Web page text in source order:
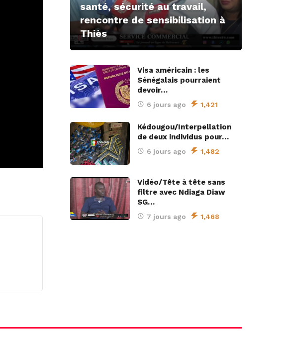
santé, sécurité au travail,
rencontre de sensibilisation à
Thiès
Visa américain : les
Sénégalais pourraient
devoir…
6 jours ago 1,421
Kédougou/Interpellation
de deux individus pour…
6 jours ago 1,482
Vidéo/Tête à tête sans
filtre avec Ndiaga Diaw
SG…
7 jours ago 1,468